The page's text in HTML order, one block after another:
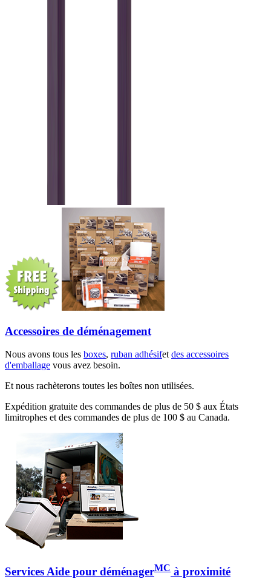
Accessoires de déménagement
Nous avons tous les boxes, ruban adhésifetdes accessoires
d'emballage vous avez besoin.
Et nous rachèterons toutes les boîtes non utilisées.
Expédition gratuite des commandes de plus de 50 $ aux États
limitrophes et des commandes de plus de 100 $ au Canada.
Services Aide pour déménagerMC à proximité